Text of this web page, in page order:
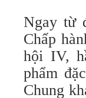
Ngay từ
Chấp
hội IV,
phẩm
Chung